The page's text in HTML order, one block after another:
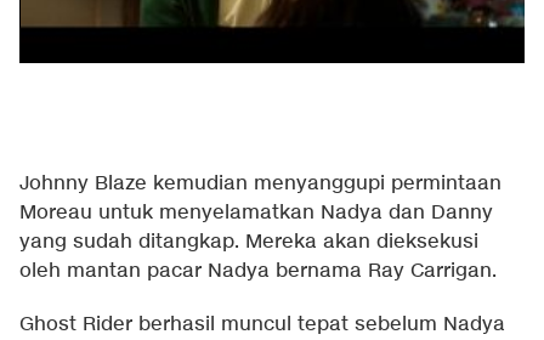
Johnny Blaze kemudian menyanggupi permintaan
Moreau untuk menyelamatkan Nadya dan Danny
yang sudah ditangkap. Mereka akan dieksekusi
oleh mantan pacar Nadya bernama Ray Carrigan.
Ghost Rider berhasil muncul tepat sebelum Nadya